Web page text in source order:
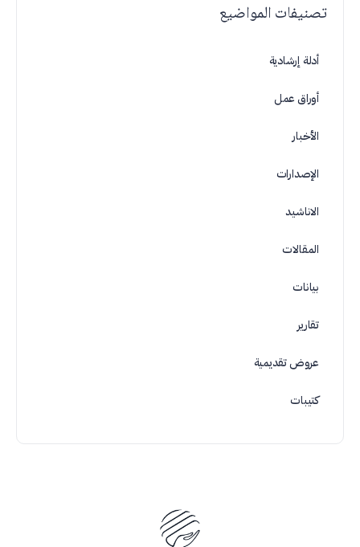
تصنيفات المواضيع
أدلة إرشادية
أوراق عمل
الأخبار
الإصدارات
الاناشيد
المقالات
بيانات
عروض تقديمية
كتيبات